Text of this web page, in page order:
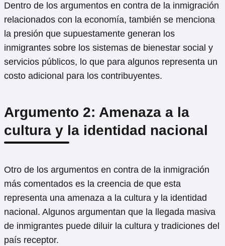
Dentro de los argumentos en contra de la inmigración
relacionados con la economía, también se menciona
la presión que supuestamente generan los
inmigrantes sobre los sistemas de bienestar social y
servicios públicos, lo que para algunos representa un
costo adicional para los contribuyentes.
Argumento 2: Amenaza a la
cultura y la identidad nacional
Otro de los argumentos en contra de la inmigración
más comentados es la creencia de que esta
representa una amenaza a la cultura y la identidad
nacional. Algunos argumentan que la llegada masiva
de inmigrantes puede diluir la cultura y tradiciones del
país receptor.